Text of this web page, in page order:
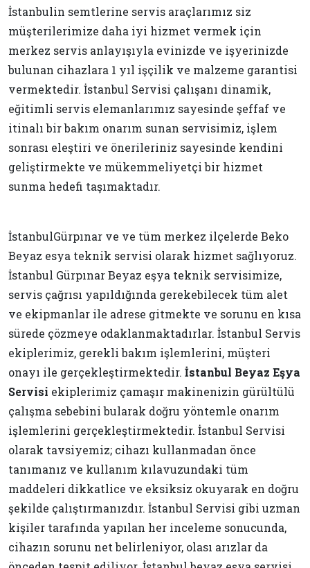
İstanbulin semtlerine servis araçlarımız siz
müşterilerimize daha iyi hizmet vermek için
merkez servis anlayışıyla evinizde ve işyerinizde
bulunan cihazlara 1 yıl işçilik ve malzeme garantisi
vermektedir. İstanbul Servisi çalışanı dinamik,
eğitimli servis elemanlarımız sayesinde şeffaf ve
itinalı bir bakım onarım sunan servisimiz, işlem
sonrası eleştiri ve önerileriniz sayesinde kendini
geliştirmekte ve mükemmeliyetçi bir hizmet
sunma hedefi taşımaktadır.
İstanbulGürpınar ve ve tüm merkez ilçelerde Beko
Beyaz esya teknik servisi olarak hizmet sağlıyoruz.
İstanbul Gürpınar Beyaz eşya teknik servisimize,
servis çağrısı yapıldığında gerekebilecek tüm alet
ve ekipmanlar ile adrese gitmekte ve sorunu en kısa
sürede çözmeye odaklanmaktadırlar. İstanbul Servis
ekiplerimiz, gerekli bakım işlemlerini, müşteri
onayı ile gerçekleştirmektedir. İstanbul Beyaz Eşya
Servisi ekiplerimiz çamaşır makinenizin gürültülü
çalışma sebebini bularak doğru yöntemle onarım
işlemlerini gerçekleştirmektedir. İstanbul Servisi
olarak tavsiyemiz; cihazı kullanmadan önce
tanımanız ve kullanım kılavuzundaki tüm
maddeleri dikkatlice ve eksiksiz okuyarak en doğru
şekilde çalıştırmanızdır. İstanbul Servisi gibi uzman
kişiler tarafında yapılan her inceleme sonucunda,
cihazın sorunu net belirleniyor, olası arızlar da